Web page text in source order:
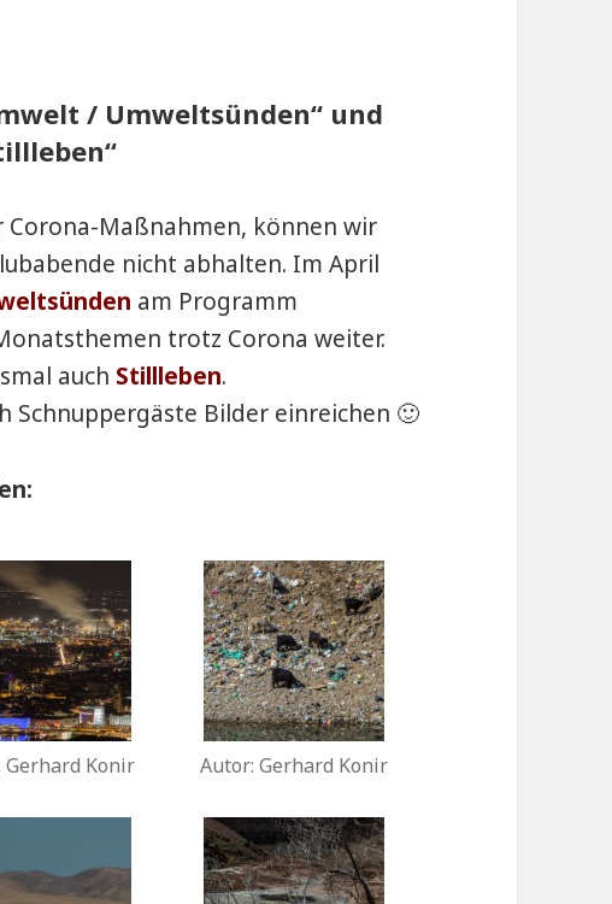
/ Umweltsünden“ und
Corona-Maßnahmen, können wir
nicht abhalten. Im April
am Programm
trotz Corona weiter.
auch Stillleben.
Schnuppergäste Bilder einreichen 🙂
Gerhard Konir Autor: Gerhard Konir